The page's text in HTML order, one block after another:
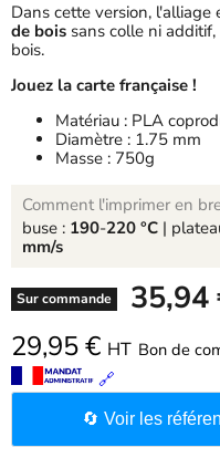
Dans cette version,
de bois sans colle ni
bois.
Jouez la carte française !
Matériau : PLA
Diamètre : 1.75 mm
Masse : 750g
Comment l'imprimer en
buse : 190-220 °C |
mm/s
Sur commande -
35,94
29,95 € HT Bon de
🔗
🔄 Voir les